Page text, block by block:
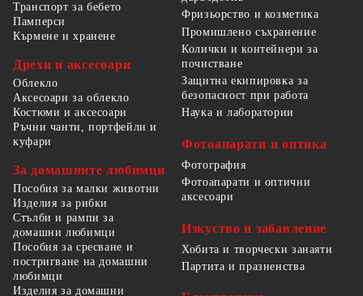
Транспорт за бебето
Памперси
Кърмене и хранене
Дрехи и аксесоари
Облекло
Аксесоари за облекло
Костюми и аксесоари
Ръчни чанти, портфейли и
куфари
За домашните любимци
Пособия за малки животни
Изделия за рибки
Стълби и рампи за
домашни любимци
Пособия за сресване и
постригване на домашни
любимци
Изделия за домашни
Фризьорство и козметика
Промишлено съхранение
Колички и контейнери за
почистване
Защитна екипировка за
безопасност при работа
Наука и лаборатории
Фотоапарати и оптика
Фотография
Фотоапарати и оптични
аксесоари
Изкуство и забавление
Хобита и творчески занаяти
Партита и празненства